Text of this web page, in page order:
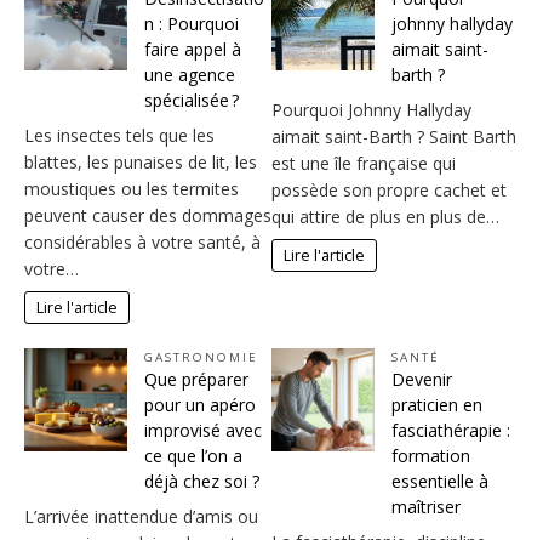
n : Pourquoi
faire appel à
une agence
spécialisée ?
Les insectes tels que les
blattes, les punaises de lit, les
moustiques ou les termites
peuvent causer des dommages
considérables à votre santé, à
votre…
Lire l'article
johnny hallyday
aimait saint-
barth ?
Pourquoi Johnny Hallyday
aimait saint-Barth ? Saint Barth
est une île française qui
possède son propre cachet et
qui attire de plus en plus de…
Lire l'article
GASTRONOMIE
Que préparer
pour un apéro
improvisé avec
ce que l’on a
déjà chez soi ?
L’arrivée inattendue d’amis ou
SANTÉ
Devenir
praticien en
fasciathérapie :
formation
essentielle à
maîtriser